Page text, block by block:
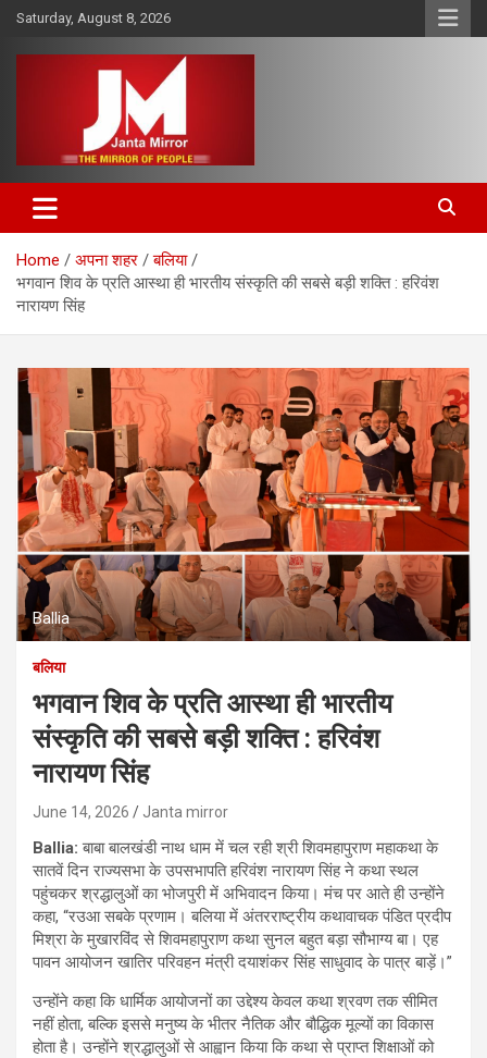
Skip
content
Saturday, August 8, 2026
Janta Mirror
Home अपना शहर
बलिया
भगवान शिव के प्रति आस्था ही भारतीय संस्कृति की सबसे बड़ी शक्ति : हरिवंश
नारायण सिंह
Ballia
बलिया
भगवान शिव के प्रति आस्था ही भारतीय
संस्कृति की सबसे बड़ी शक्ति : हरिवंश
नारायण सिंह
June 14, 2026 Janta mirror
Ballia: बाबा बालखंडी नाथ धाम में चल रही श्री शिवमहापुराण महाकथा के
सातवें दिन राज्यसभा के उपसभापति हरिवंश नारायण सिंह ने कथा स्थल
पहुंचकर श्रद्धालुओं का भोजपुरी में अभिवादन किया। मंच पर आते ही उन्होंने
कहा, “रउआ सबके प्रणाम। बलिया में अंतरराष्ट्रीय कथावाचक पंडित प्रदीप
मिश्रा के मुखारविंद से शिवमहापुराण कथा सुनल बहुत बड़ा सौभाग्य बा। एह
पावन आयोजन खातिर परिवहन मंत्री दयाशंकर सिंह साधुवाद के पात्र बाड़ें।”
उन्होंने कहा कि धार्मिक आयोजनों का उद्देश्य केवल कथा श्रवण तक सीमित
नहीं होता, बल्कि इससे मनुष्य के भीतर नैतिक और बौद्धिक मूल्यों का विकास
होता है। उन्होंने श्रद्धालुओं से आह्वान किया कि कथा से प्राप्त शिक्षाओं को